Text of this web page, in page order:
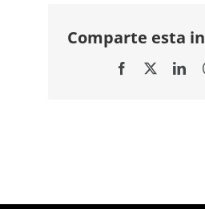
Comparte esta
Facebook